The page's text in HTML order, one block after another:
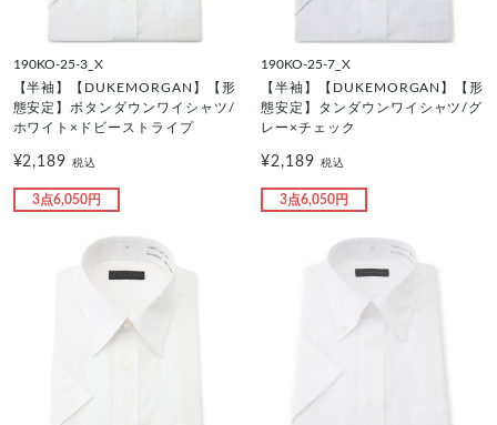
190KO-25-3_X
【半袖】【DUKEMORGAN】【形
態安定】ボタンダウンワイシャツ/
ホワイト×ドビーストライプ
¥2,189税込
3点6,050円
190KO-25-7_X
【半袖】【DUKEMORGAN】【形
態安定】タンダウンワイシャツ/グ
レー×チェック
¥2,189 税込
3点6,050円